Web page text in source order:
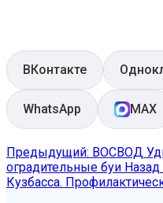
ВКонтакте
WhatsApp MAX
Предыдущий: ВОСВОД
оградительные буи Назад
Кузбасса.